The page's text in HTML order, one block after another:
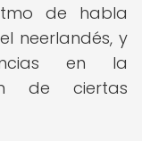
de habla
neerlandés, y
en la
de ciertas